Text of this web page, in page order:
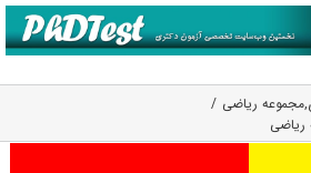
,مجموعه ریاضی
ریاضی